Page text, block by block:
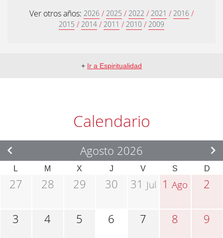
Ver otros años: 2026 / 2025 / 2022 / 2021 / 2016 /
2015 / 2014 / 2011 / 2010 / 2009
+ Ir a Espiritualidad
Calendario
Agosto 2026
L M X J V S D
27 28 29 30 31 Jul 1Ago 2
3 4 5 6 7 8 9